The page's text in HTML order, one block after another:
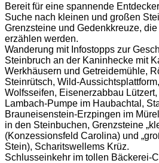
Bereit für eine spannende
Suche nach kleinen und großen
Grenzsteine und Gedenkkreuze,
erzählen werden.
Wanderung mit Infostopps zur
Steinbruch an der Kaninhecke mit
Werkhäusern und Getreidemühle,
Steinrütsch, Wild-
Wolfsseifen, Eisenerzabbau
Lambach-Pumpe im Haubachtal,
Brauneisenstein-Erzpingen im
in den Steinbuchen, Grenzsteine
(Konzessionsfeld Carolina) und
Stein), Scharitswellems Krüz.
Schlusseinkehr im tollen Bäckerei-